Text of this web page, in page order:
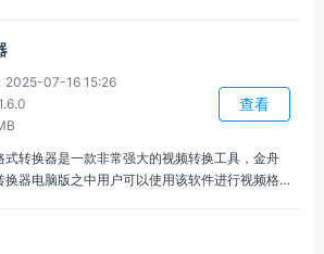
，随时随地播放自己喜欢的音乐。
2025-07-16 15:26
查看
式转换器是一款非常强大的视频转换工具，金舟
换器电脑版之中用户可以使用该软件进行视频格